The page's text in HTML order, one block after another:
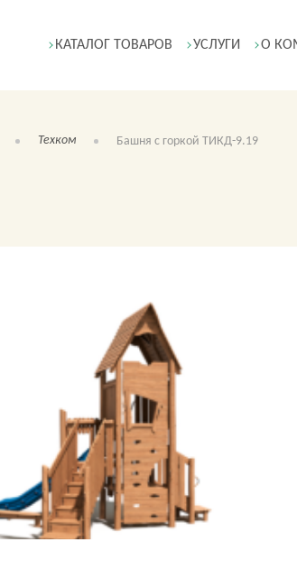
КАТАЛОГ ТОВАРОВ УСЛУГИ О
Техком Башня с горкой ТИКД-9.19